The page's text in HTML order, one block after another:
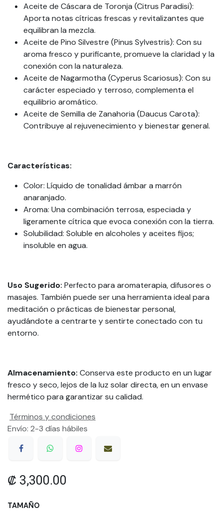
Aceite de Cáscara de Toronja (Citrus Paradisi):
Aporta notas cítricas frescas y revitalizantes que
equilibran la mezcla.
Aceite de Pino Silvestre (Pinus Sylvestris): Con su
aroma fresco y purificante, promueve la claridad y la
conexión con la naturaleza.
Aceite de Nagarmotha (Cyperus Scariosus): Con su
carácter especiado y terroso, complementa el
equilibrio aromático.
Aceite de Semilla de Zanahoria (Daucus Carota):
Contribuye al rejuvenecimiento y bienestar general.
Características:
Color: Líquido de tonalidad ámbar a marrón
anaranjado.
Aroma: Una combinación terrosa, especiada y
ligeramente cítrica que evoca conexión con la tierra.
Solubilidad: Soluble en alcoholes y aceites fijos;
insoluble en agua.
Uso Sugerido: Perfecto para aromaterapia, difusores o
masajes. También puede ser una herramienta ideal para
meditación o prácticas de bienestar personal,
ayudándote a centrarte y sentirte conectado con tu
entorno.
Almacenamiento: Conserva este producto en un lugar
fresco y seco, lejos de la luz solar directa, en un envase
hermético para garantizar su calidad.
₡ 3,300.00
TAMAÑO
Términos y condiciones
Envío: 2-3 días hábiles